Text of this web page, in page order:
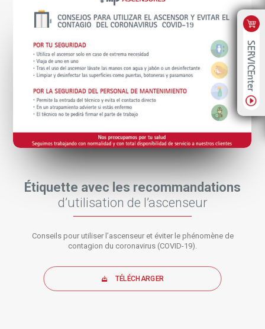
Étiquette avec les recommandations
d’utilisation de l’ascenseur
Conseils pour utiliser l’ascenseur et éviter le phénomène de
contagion du coronavirus (COVID-19).
TÉLÉCHARGER